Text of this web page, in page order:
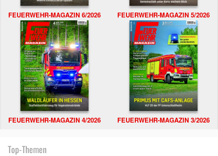
FEUERWEHR-MAGAZIN 6/2026 FEUERWEHR-MAGAZIN 5/2026
FEUERWEHR-MAGAZIN 4/2026 FEUERWEHR-MAGAZIN 3/2026
Top-Themen